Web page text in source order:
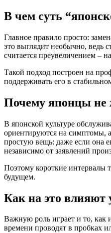
В чем суть
Главное правило просто:
это выглядит необычно, ведь
считается преувеличением –
Такой подход построен на
поддерживать его в
Почему японцы не
В японской культуре
ориентируются на симптомы,
простую вещь: даже если она
независимо от заявлений
Поэтому короткие интервалы
будущем.
Как на это влияют
Важную роль играет и то, как
времени проводят в пробках